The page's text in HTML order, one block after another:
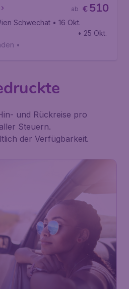
€510
ab
Schwechat • 16 Okt.
Son-Nhat
• 25 Okt.
•
und Rückreise pro
Steuern.
der Verfügbarkeit.